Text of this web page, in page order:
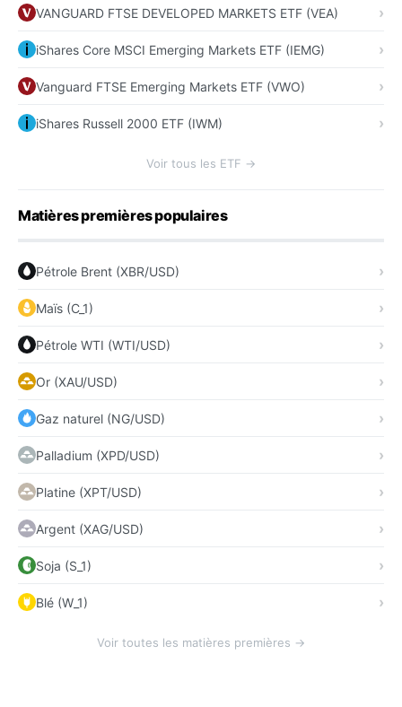
VANGUARD FTSE DEVELOPED MARKETS ETF (VEA)
iShares Core MSCI Emerging Markets ETF (IEMG)
Vanguard FTSE Emerging Markets ETF (VWO)
iShares Russell 2000 ETF (IWM)
Voir tous les ETF →
Matières premières populaires
Pétrole Brent (XBR/USD)
Maïs (C_1)
Pétrole WTI (WTI/USD)
Or (XAU/USD)
Gaz naturel (NG/USD)
Palladium (XPD/USD)
Platine (XPT/USD)
Argent (XAG/USD)
Soja (S_1)
Blé (W_1)
Voir toutes les matières premières →